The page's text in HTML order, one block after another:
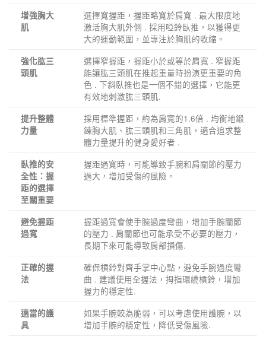
增強胸大
肌
選擇寬握距，握距略寬於肩寬 . 最大限度地
激活胸大肌外側 . 採用啞鈴臥推，以獲得更
大的運動範圍，並專注於胸肌的收縮。
強化肱三
頭肌
選擇窄握距，握距小於或等於肩寬 . 窄握距
能讓肱三頭肌在推起重量時扮演更重要的角
色 . 下斜臥推也是一個不錯的選擇，它能更
有效地刺激肱三頭肌.
提升整體
力量
採用標準握距，約為肩寬的1.6倍 . 均衡地鍛
鍊胸大肌、肱三頭肌和三角肌，適合追求整
體力量提升的健身愛好者 .
臥推的安
全性：握
距的選擇
至關重要
握距過寬時，可能導致手腕和肩關節的壓力
過大，增加受傷的風險。
避免握距
過寬
握距過寬會使手腕過度彎曲，增加手腕關節
的壓力 . 肩關節也可能承受不必要的壓力，
長期下來可能導致肩部損傷.
正確的握
法
確保槓鈴對齊手掌中心點，避免手腕過度彎
曲 . 建議使用全握法，拇指環繞槓鈴，增加
握力的穩定性.
適當的護
具
如果手腕較為脆弱，可以考慮使用護腕，以
增加手腕的穩定性，降低受傷風險.